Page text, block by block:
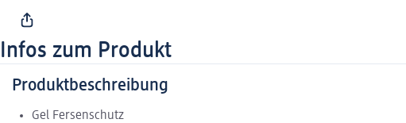
Infos zum Produkt
Produktbeschreibung
Gel Fersenschutz